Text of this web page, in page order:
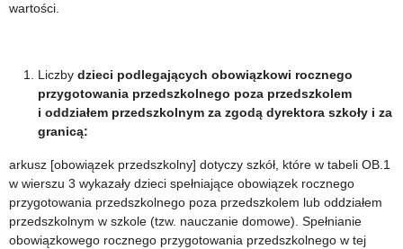
wartości.
Liczby dzieci podlegających obowiązkowi rocznego
przygotowania przedszkolnego poza przedszkolem
i oddziałem przedszkolnym za zgodą dyrektora szkoły i za
granicą:
arkusz [obowiązek przedszkolny] dotyczy szkół, które w tabeli OB.1
w wierszu 3 wykazały dzieci spełniające obowiązek rocznego
przygotowania przedszkolnego poza przedszkolem lub oddziałem
przedszkolnym w szkole (tzw. nauczanie domowe). Spełnianie
obowiązkowego rocznego przygotowania przedszkolnego w tej